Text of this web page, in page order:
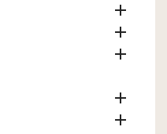




